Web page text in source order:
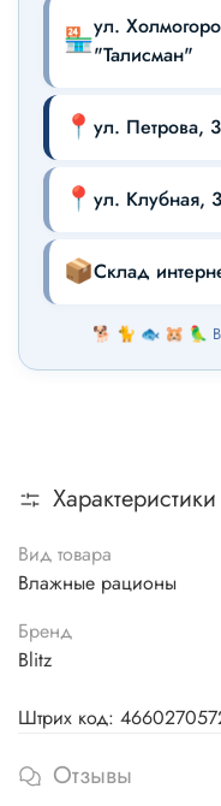
🏪ул.
"Талисман"
📍 ул. Петрова,
📍 ул. Клубная,
📦Склад
🐕 🐈 🐟 🐹 🦜
Характеристики
Вид товара
Влажные рационы
Бренд
Blitz
Штрих код:
Отзывы